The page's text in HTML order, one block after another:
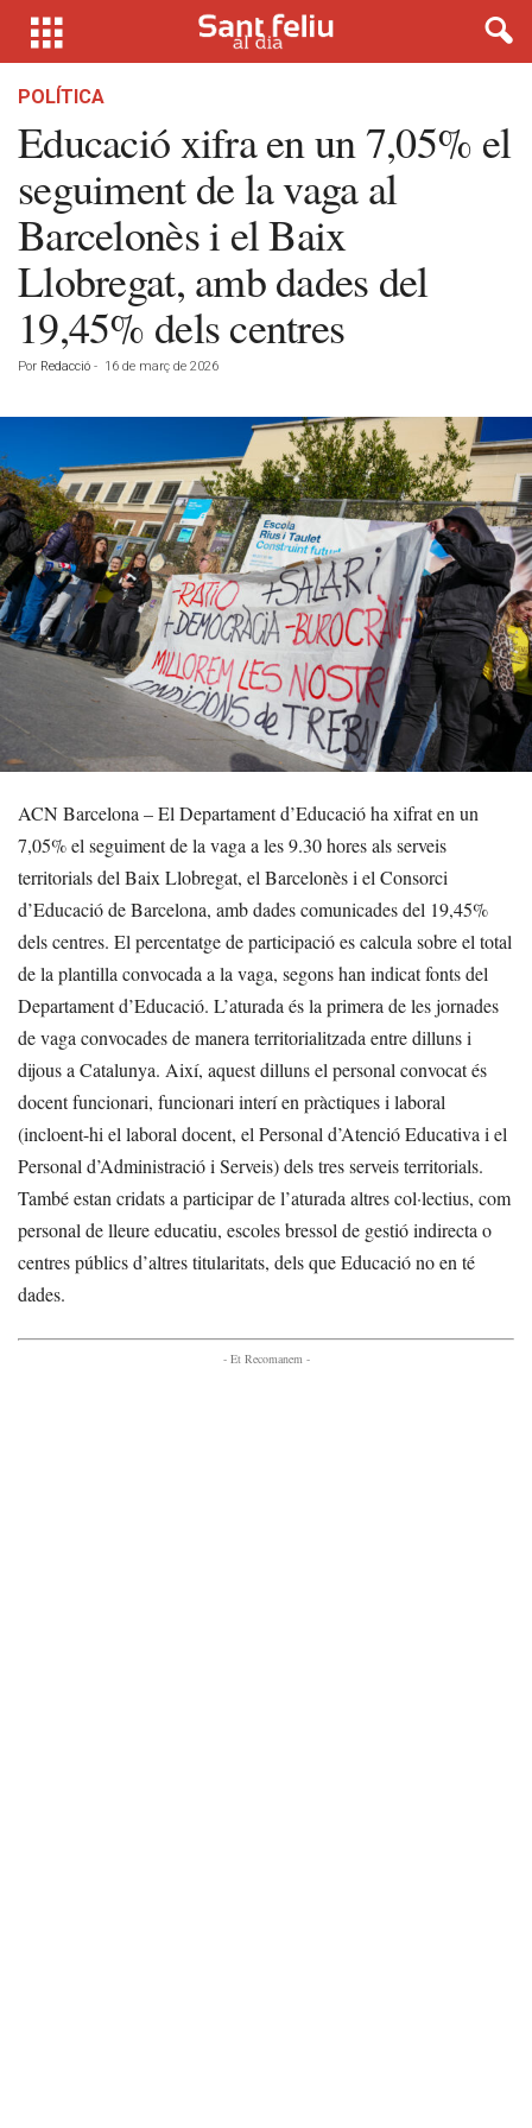
POLÍTICA
Educació xifra en un 7,05% el
seguiment de la vaga al
Barcelonès i el Baix
Llobregat, amb dades del
19,45% dels centres
Por Redacció - 16 de març de 2026
ACN Barcelona – El Departament d’Educació ha xifrat en un
7,05% el seguiment de la vaga a les 9.30 hores als serveis
territorials del Baix Llobregat, el Barcelonès i el Consorci
d’Educació de Barcelona, amb dades comunicades del 19,45%
dels centres. El percentatge de participació es calcula sobre el total
de la plantilla convocada a la vaga, segons han indicat fonts del
Departament d’Educació. L’aturada és la primera de les jornades
de vaga convocades de manera territorialitzada entre dilluns i
dijous a Catalunya. Així, aquest dilluns el personal convocat és
docent funcionari, funcionari interí en pràctiques i laboral
(incloent-hi el laboral docent, el Personal d’Atenció Educativa i el
Personal d’Administració i Serveis) dels tres serveis territorials.
També estan cridats a participar de l’aturada altres col·lectius, com
personal de lleure educatiu, escoles bressol de gestió indirecta o
centres públics d’altres titularitats, dels que Educació no en té
dades.
- Et Recomanem -